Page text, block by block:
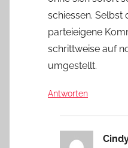
schiessen. Selbst
parteieigene
schrittweise auf
umgestellt.
Antworten